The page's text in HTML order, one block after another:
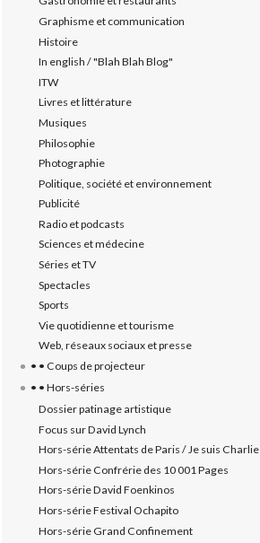
Graphisme et communication
Histoire
In english / "Blah Blah Blog"
ITW
Livres et littérature
Musiques
Philosophie
Photographie
Politique, société et environnement
Publicité
Radio et podcasts
Sciences et médecine
Séries et TV
Spectacles
Sports
Vie quotidienne et tourisme
Web, réseaux sociaux et presse
• • Coups de projecteur
• • Hors-séries
Dossier patinage artistique
Focus sur David Lynch
Hors-série Attentats de Paris / Je suis Charlie
Hors-série Confrérie des 10 001 Pages
Hors-série David Foenkinos
Hors-série Festival Ochapito
Hors-série Grand Confinement